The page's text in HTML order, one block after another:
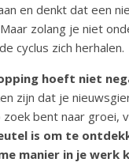
en denkt dat een
zolang je niet
cyclus zich herhalen.
hoeft niet
zijn dat je
bent naar groei,
is om te
manier in je werk